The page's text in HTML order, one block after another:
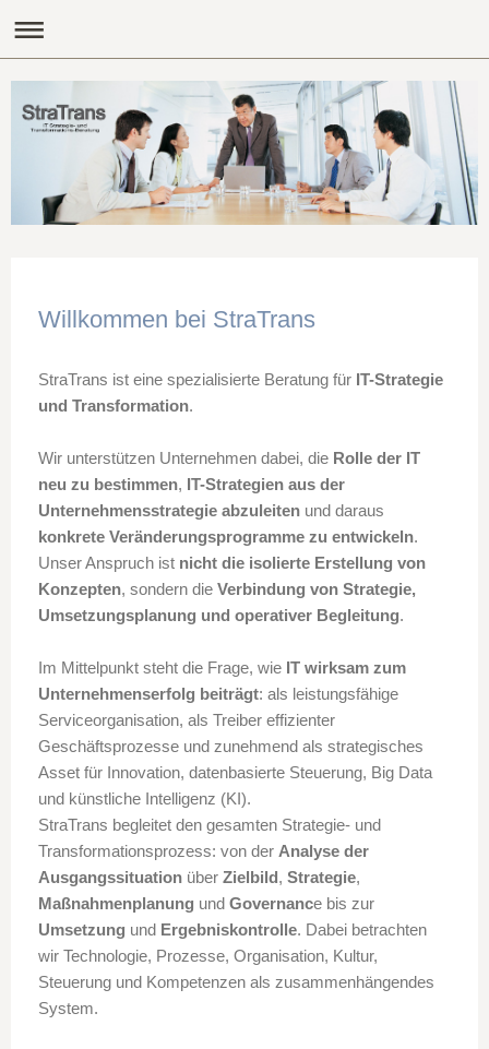
Willkommen bei StraTrans
StraTrans ist eine spezialisierte Beratung für IT-Strategie
und Transformation.
Wir unterstützen Unternehmen dabei, die Rolle der IT
neu zu bestimmen, IT-Strategien aus der
Unternehmensstrategie abzuleiten und daraus
konkrete Veränderungsprogramme zu entwickeln.
Unser Anspruch ist nicht die isolierte Erstellung von
Konzepten, sondern die Verbindung von Strategie,
Umsetzungsplanung und operativer Begleitung.
Im Mittelpunkt steht die Frage, wie IT wirksam zum
Unternehmenserfolg beiträgt: als leistungsfähige
Serviceorganisation, als Treiber effizienter
Geschäftsprozesse und zunehmend als strategisches
Asset für Innovation, datenbasierte Steuerung, Big Data
und künstliche Intelligenz (KI).
StraTrans begleitet den gesamten Strategie- und
Transformationsprozess: von der Analyse der
Ausgangssituation über Zielbild, Strategie,
Maßnahmenplanung und Governance bis zur
Umsetzung und Ergebniskontrolle. Dabei betrachten
wir Technologie, Prozesse, Organisation, Kultur,
Steuerung und Kompetenzen als zusammenhängendes
System.